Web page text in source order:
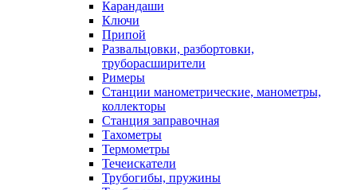
Карандаши
Ключи
Припой
Развальцовки, разбортовки,
труборасширители
Римеры
Станции манометрические, манометры,
коллекторы
Станция заправочная
Тахометры
Термометры
Течеискатели
Трубогибы, пружины